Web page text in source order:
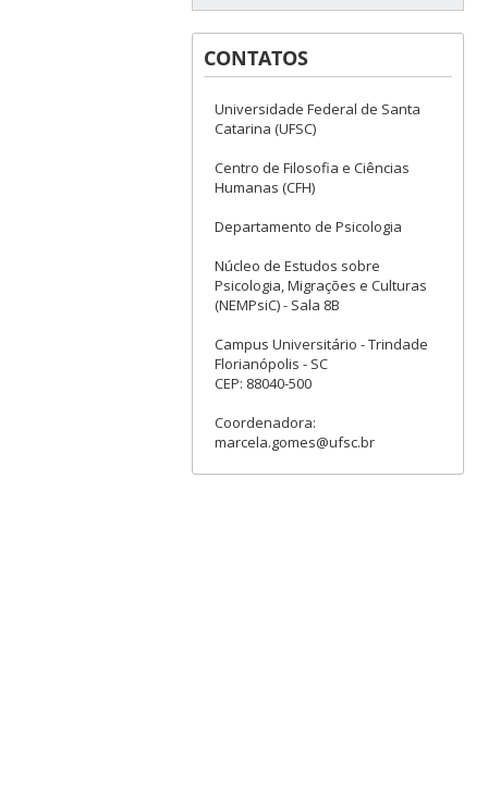
CONTATOS
Universidade Federal de Santa
Catarina (UFSC)
Centro de Filosofia e Ciências
Humanas (CFH)
Departamento de Psicologia
Núcleo de Estudos sobre
Psicologia, Migrações e Culturas
(NEMPsiC) - Sala 8B
Campus Universitário - Trindade
Florianópolis - SC
CEP: 88040-500
Coordenadora:
marcela.gomes@ufsc.br